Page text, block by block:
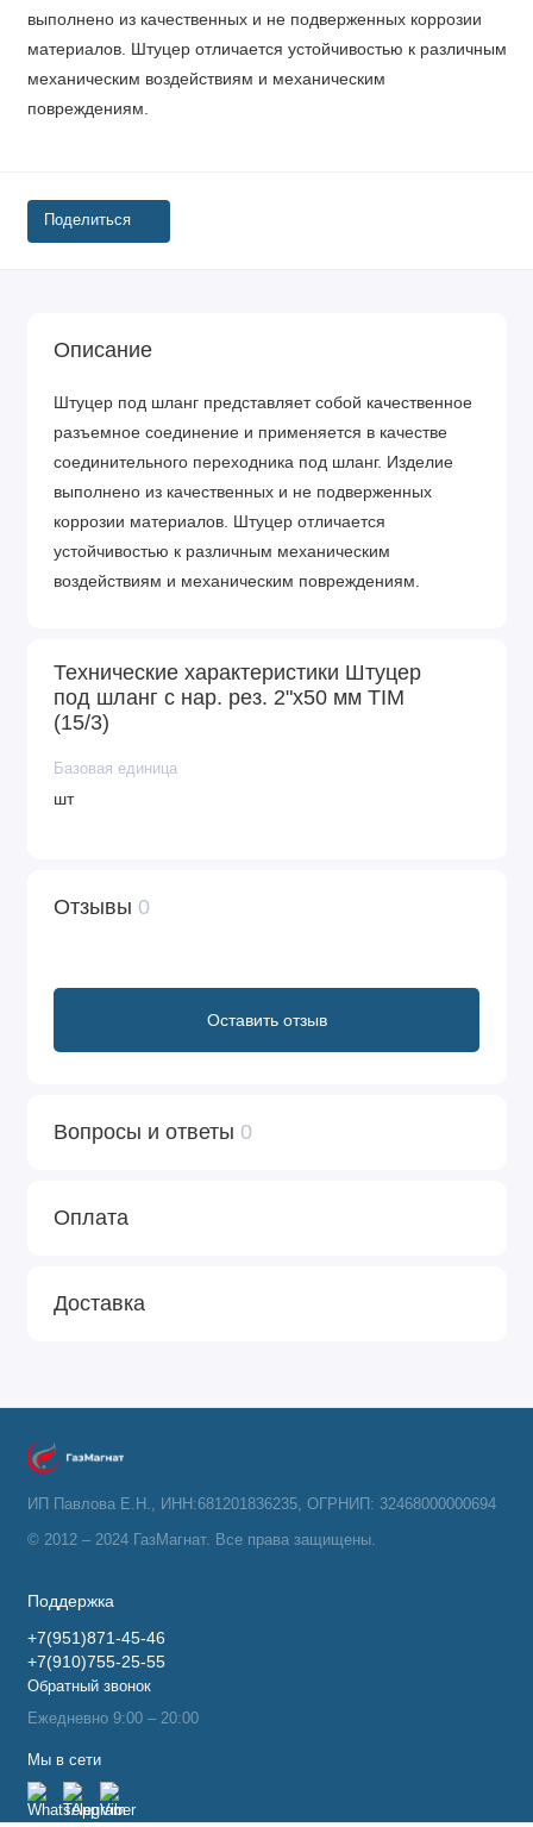
выполнено из качественных и не подверженных коррозии
материалов. Штуцер отличается устойчивостью к различным
механическим воздействиям и механическим
повреждениям.
Поделиться
Описание
Штуцер под шланг представляет собой качественное
разъемное соединение и применяется в качестве
соединительного переходника под шланг. Изделие
выполнено из качественных и не подверженных
коррозии материалов. Штуцер отличается
устойчивостью к различным механическим
воздействиям и механическим повреждениям.
Технические характеристики Штуцер
под шланг с нар. рез. 2"х50 мм TIM
(15/3)
Базовая единица
шт
Отзывы 0
Оставить отзыв
Вопросы и ответы 0
Оплата
Доставка
ИП Павлова Е.Н., ИНН:681201836235, ОГРНИП: 32468000000694
© 2012 – 2024 ГазМагнат. Все права защищены.
Поддержка
+7(951)871-45-46
+7(910)755-25-55
Обратный звонок
Ежедневно 9:00 – 20:00
Мы в сети